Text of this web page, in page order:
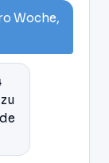
Woche,